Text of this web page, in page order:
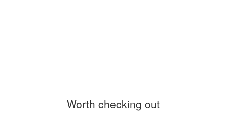
Worth checking out